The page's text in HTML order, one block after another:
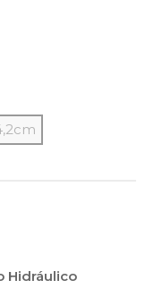
Hidráulico